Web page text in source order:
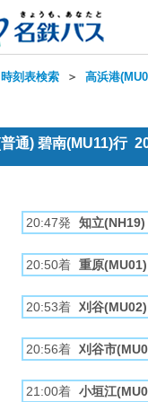
刻表検索 ＞ 高浜港
通) 碧南(MU11)行
20:47発 知立(NH19)
20:50着 重原(MU01)
20:53着 刈谷(MU02)
20:56着 刈谷市
21:00着 小垣江